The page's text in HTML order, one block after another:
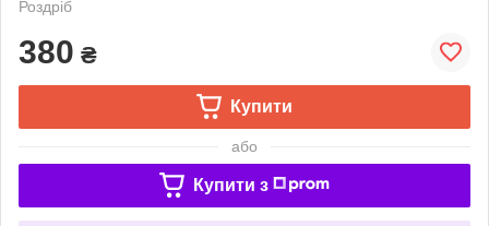
Роздріб
380 ₴
Купити
або
Купити з